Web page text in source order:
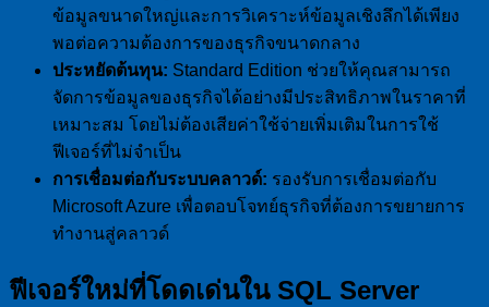
ข้อมูลขนาดใหญ่และการวิเคราะห์ข้อมูลเชิงลึกได้เพียง
พอต่อความต้องการของธุรกิจขนาดกลาง
ประหยัดต้นทุน: Standard Edition ช่วยให้คุณสามารถ
จัดการข้อมูลของธุรกิจได้อย่างมีประสิทธิภาพในราคาที่
เหมาะสม โดยไม่ต้องเสียค่าใช้จ่ายเพิ่มเติมในการใช้
ฟีเจอร์ที่ไม่จำเป็น
การเชื่อมต่อกับระบบคลาวด์: รองรับการเชื่อมต่อกับ
Microsoft Azure เพื่อตอบโจทย์ธุรกิจที่ต้องการขยายการ
ทำงานสู่คลาวด์
ฟีเจอร์ใหม่ที่โดดเด่นใน SQL Server